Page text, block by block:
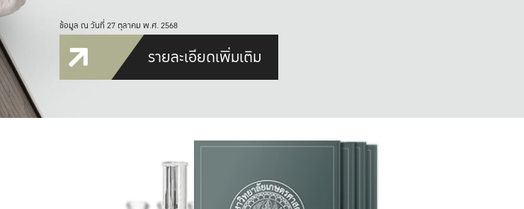
ข้อมูล ณ วันที่ 27 ตุลาคม พ.ศ. 2568
รายละเอียดเพิ่มเติม